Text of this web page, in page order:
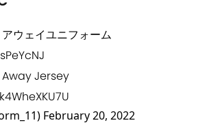
ウェイユニフォーム
Jersey
February 20, 2022